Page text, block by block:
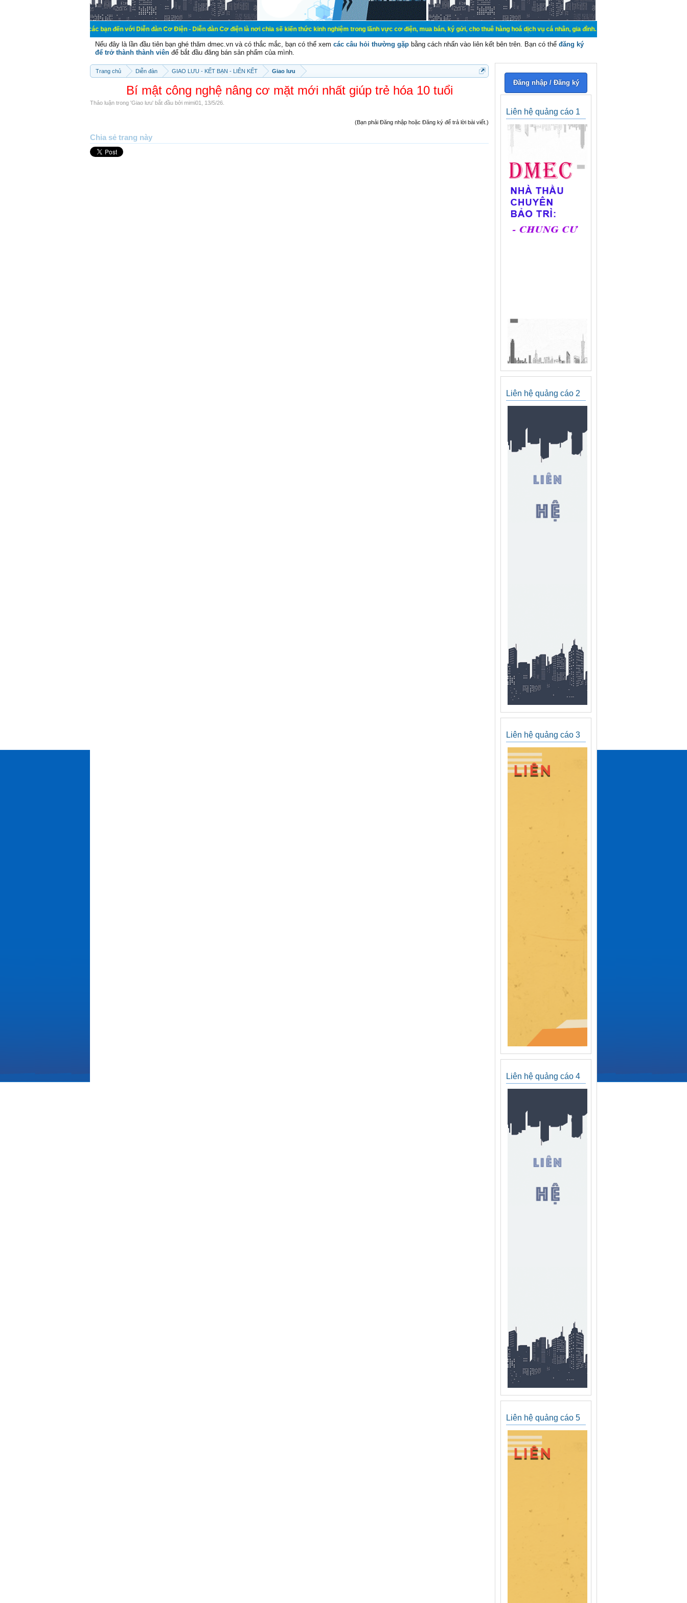
Chào mừng các bạn đến với Diễn đàn Cơ Điện - Diễn đàn Cơ điện là nơi chia sẽ kiến thức kinh nghiệm trong lãnh vực cơ điện, mua bán, ký gửi, cho thuê hàng hoá dịch vụ cá nhân, gia đình. Mua bán, ký gửi, cho thuê thiết bị hệ
Nếu đây là lần đầu tiên bạn ghé thăm dmec.vn và có thắc mắc, bạn có thể xem các câu hỏi thường gặp bằng cách nhấn vào liên kết bên trên. Bạn có thể đăng ký
để trở thành thành viên để bắt đầu đăng bán sản phẩm của mình.
Trang chủ Diễn đàn GIAO LƯU - KẾT BẠN - LIÊN KẾT Giao lưu
Bí mật công nghệ nâng cơ mặt mới nhất giúp trẻ hóa 10 tuổi
Thảo luận trong 'Giao lưu' bắt đầu bởi mimi01 13/5/26
(Bạn phải Đăng nhập hoặc Đăng ký để trả lời bài viết.)
Chia sẻ trang này
Đăng nhập / Đăng ký
Liên hệ quảng cáo 1
Liên hệ quảng cáo 2
Liên hệ quảng cáo 3
Liên hệ quảng cáo 4
Liên hệ quảng cáo 5